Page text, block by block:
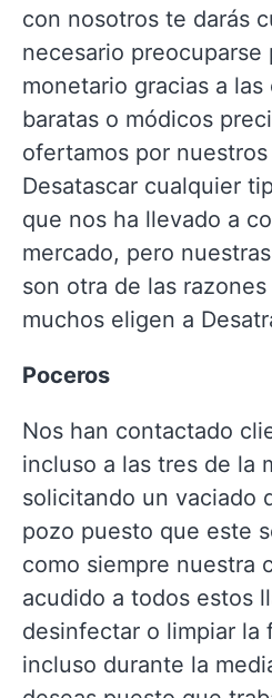
con nosotros te darás
necesario preocuparse
monetario gracias a las
baratas o módicos
ofertamos por
Desatascar cualquier
que nos ha llevado a
mercado, pero
son otra de las
muchos eligen a
Poceros
Nos han contactado
incluso a las tres de la
solicitando un vaciado
pozo puesto que este
como siempre nuestra
acudido a todos estos
desinfectar o limpiar la
incluso durante la